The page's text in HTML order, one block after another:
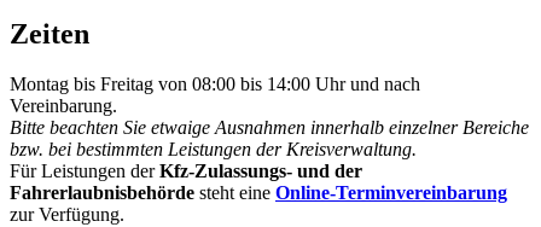
Zeiten
Montag bis Freitag von 08:00 bis 14:00 Uhr und nach
Vereinbarung.
Bitte beachten Sie etwaige Ausnahmen innerhalb einzelner Bereiche
bzw. bei bestimmten Leistungen der Kreisverwaltung.
Für Leistungen derKfz-Zulassungs- und der
Fahrerlaubnisbehörde steht eine Online-Terminvereinbarung
zur Verfügung.